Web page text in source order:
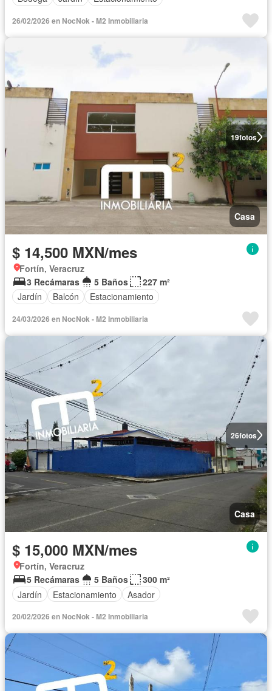
26/02/2026 en NocNok - M2 Inmobiliaria
19fotos
Casa
$ 14,500 MXN/mes
Fortín, Veracruz
3 Recámaras
5 Baños
227 m²
Jardín
Balcón Estacionamiento
24/03/2026 en NocNok - M2 Inmobiliaria
26fotos
Casa
$ 15,000 MXN/mes
Fortín, Veracruz
5 Recámaras
5 Baños
300 m²
Jardín
Estacionamiento Asador
20/02/2026 en NocNok - M2 Inmobiliaria